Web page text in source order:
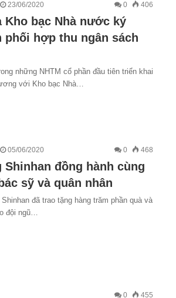
23/06/2020 0 406
Kho bạc Nhà nước ký
phối hợp thu ngân sách
những NHTM cổ phần đầu tiên triển khai
với Kho bạc Nhà…
05/06/2020 0 468
Shinhan đồng hành cùng
sỹ và quân nhân
đã trao tặng hàng trăm phần quà và
đội ngũ…
0 455